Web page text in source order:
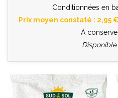
Conditionnées en
Prix moyen constaté : 2,95
À
Disponible